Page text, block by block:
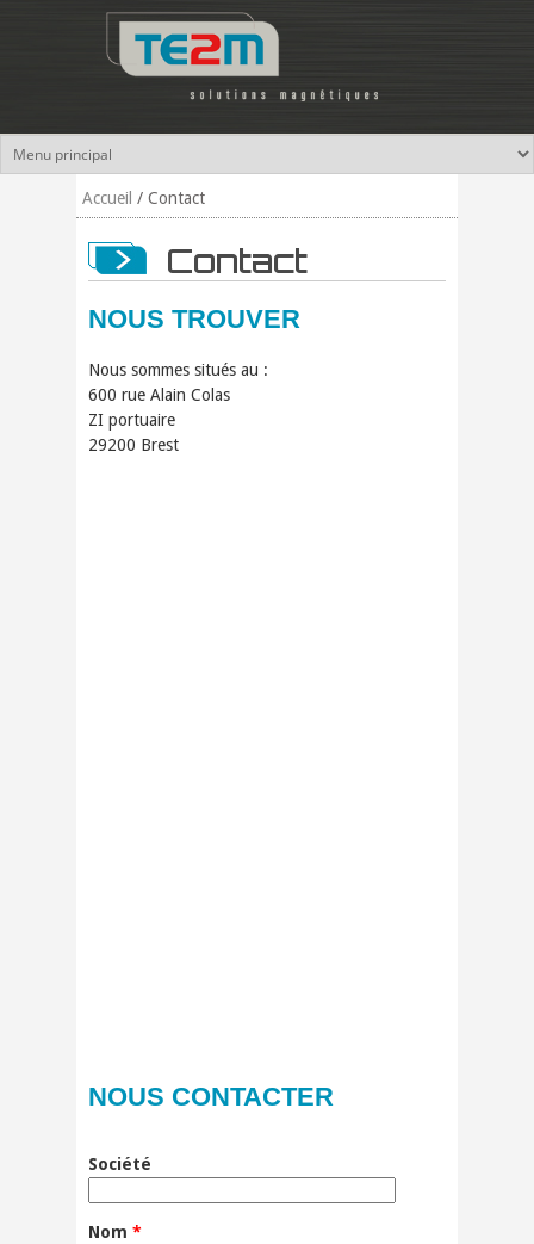
Aller au contenu principal
Accueil / Contact
Contact
NOUS TROUVER
Nous sommes situés au :
600 rue Alain Colas
ZI portuaire
29200 Brest
NOUS CONTACTER
Société
Nom *